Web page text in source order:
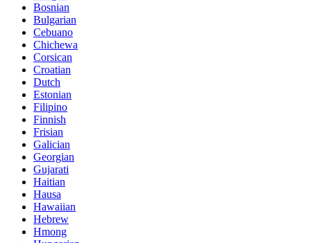
Bosnian
Bulgarian
Cebuano
Chichewa
Corsican
Croatian
Dutch
Estonian
Filipino
Finnish
Frisian
Galician
Georgian
Gujarati
Haitian
Hausa
Hawaiian
Hebrew
Hmong